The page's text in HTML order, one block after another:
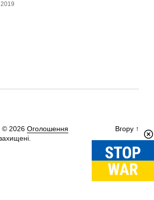
© 2026 Оголошення
Вгору ↑